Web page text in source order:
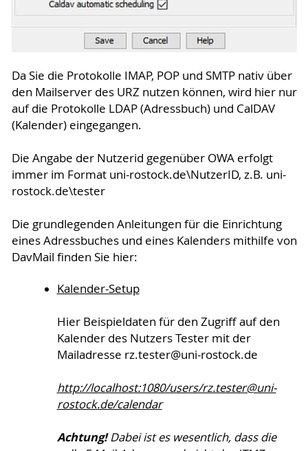
Da Sie die Protokolle IMAP, POP und SMTP nativ über
den Mailserver des URZ nutzen können, wird hier nur
auf die Protokolle LDAP (Adressbuch) und CalDAV
(Kalender) eingegangen.
Die Angabe der Nutzerid gegenüber OWA erfolgt
immer im Format uni-rostock.de\NutzerID, z.B. uni-
rostock.de\tester
Die grundlegenden Anleitungen für die Einrichtung
eines Adressbuches und eines Kalenders mithilfe von
DavMail finden Sie hier:
Kalender-Setup
Hier Beispieldaten für den Zugriff auf den
Kalender des Nutzers Tester mit der
Mailadresse rz.tester@uni-rostock.de
http://localhost:1080/users/rz.tester@uni-
rostock.de/calendar
Achtung!Dabei ist es wesentlich, dass die